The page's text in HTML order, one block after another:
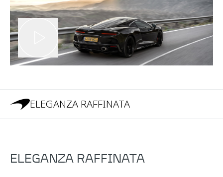
ELEGANZA RAFFINATA
ELEGANZA RAFFINATA